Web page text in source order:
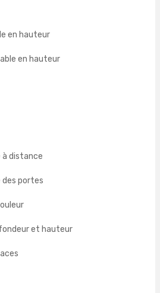
en hauteur
en hauteur
à distance
des portes
et hauteur